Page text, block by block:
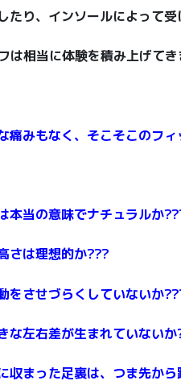
たり、インソールによって受
相当に体験を積み上げてき
痛みもなく、そこそこのフ
本当の意味でナチュラルか
さは理想的か???
をさせづらくしていないか
な左右差が生まれていないか
収まった足裏は、つま先か